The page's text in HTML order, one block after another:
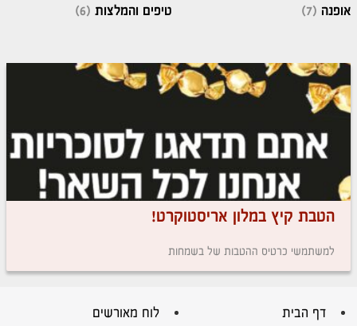
אופנה (7)
טיפים והמלצות (6)
הטבת קיץ במלון אריסטוקרט!
למשתמשי כרטיס ההטבות של בשמחות
דף הבית לוח מאורשים